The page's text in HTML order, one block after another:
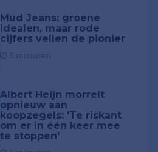
Mud Jeans: groene
idealen, maar rode
cijfers vellen de pionier
Albert Heijn morrelt
opnieuw aan
koopzegels: 'Te riskant
om er in één keer mee
te stoppen'